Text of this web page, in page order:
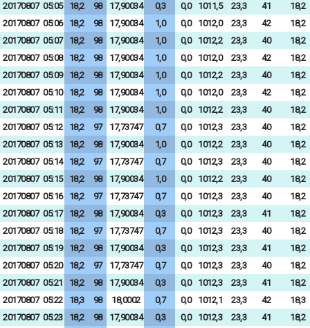
20170807 05:05 18,2 98 17,90034 0,3 0,0 1011,5 23,3 41
18,2
20170807 05:06 18,2 98 17,90034 1,0 0,0 1012,0 23,3 42
18,2
20170807 05:07 18,2 98 17,90034 1,0 0,0 1012,2 23,3 40
18,2
20170807 05:08 18,2 98 17,90034 1,0 0,0 1012,0 23,3 42
18,2
20170807 05:09 18,2 98 17,90034 1,0 0,0 1012,2 23,3 40
18,2
20170807 05:10 18,2 98 17,90034 1,0 0,0 1012,0 23,3 42
18,2
20170807 05:11 18,2 98 17,90034 1,0 0,0 1012,2 23,3 40
18,2
20170807 05:12 18,2 97 17,73747 0,7 0,0 1012,3 23,3 40
18,2
20170807 05:13 18,2 98 17,90034 1,0 0,0 1012,2 23,3 40
18,2
20170807 05:14 18,2 97 17,73747 0,7 0,0 1012,3 23,3 40
18,2
20170807 05:15 18,2 98 17,90034 1,0 0,0 1012,2 23,3 40
18,2
20170807 05:16 18,2 97 17,73747 0,7 0,0 1012,3 23,3 40
18,2
20170807 05:17 18,2 98 17,90034 0,3 0,0 1012,3 23,3 41
18,2
20170807 05:18 18,2 97 17,73747 0,7 0,0 1012,3 23,3 40
18,2
20170807 05:19 18,2 98 17,90034 0,3 0,0 1012,3 23,3 41
18,2
20170807 05:20 18,2 97 17,73747 0,7 0,0 1012,3 23,3 40
18,2
20170807 05:21 18,2 98 17,90034 0,3 0,0 1012,3 23,3 41
18,2
20170807 05:22 18,3 98 18,0002 0,7 0,0 1012,1 23,3 42
18,3
20170807 05:23 18,2 98 17,90034 0,3 0,0 1012,3 23,3 41
18,2